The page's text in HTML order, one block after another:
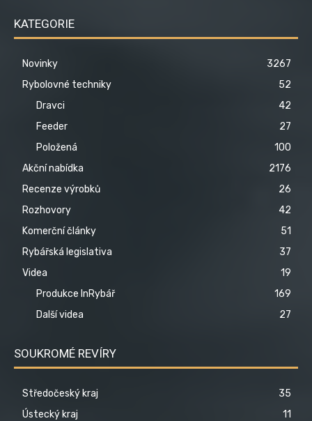
KATEGORIE
Novinky
3267
Rybolovné techniky
52
Dravci
42
Feeder
27
Položená
100
Akční nabídka
2176
Recenze výrobků
26
Rozhovory
42
Komerční články
51
Rybářská legislativa
37
Videa
19
Produkce InRybář
169
Další videa
27
SOUKROMÉ REVÍRY
Středočeský kraj
35
Ústecký kraj
11